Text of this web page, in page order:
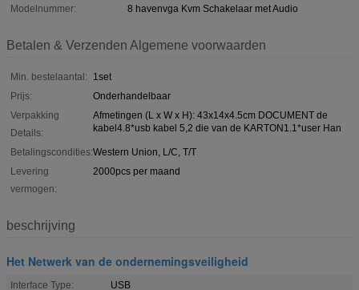
Modelnummer:
8 havenvga Kvm Schakelaar met Audio
Betalen & Verzenden Algemene voorwaarden
Min. bestelaantal:
1set
Prijs:
Onderhandelbaar
Verpakking
Details:
Afmetingen (L x W x H): 43x14x4.5cm DOCUMENT de
kabel4.8*usb kabel 5,2 die van de KARTON1.1*user Han
Betalingscondities:Western Union, L/C, T/T
Levering
vermogen:
2000pcs per maand
beschrijving
Het Netwerk van de ondernemingsveiligheid
Interface Type:
USB